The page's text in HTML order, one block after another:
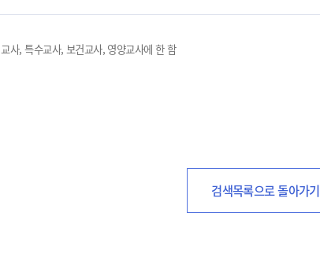
사, 특수교사, 보건교사, 영양교사에 한 함
검색목록으로 돌아가기